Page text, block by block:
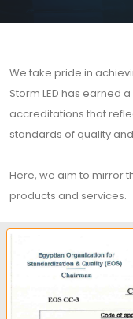
We take pride in
Storm LED has earned
accreditations that
standards of quality
Here, we aim to mirror
products and services.